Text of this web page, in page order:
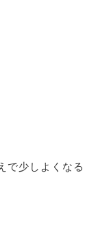
少しよくなる